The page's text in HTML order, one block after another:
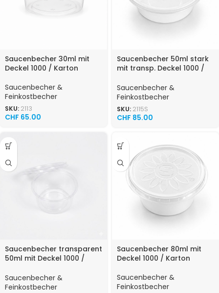
Saucenbecher 30ml mit
Deckel 1000 / Karton
Saucenbecher &
Feinkostbecher
SKU: 2113
CHF 65.00
Saucenbecher 50ml stark
mit transp. Deckel 1000 /
Saucenbecher &
Feinkostbecher
SKU: 2115S
CHF 85.00
Saucenbecher transparent
50ml mit Deckel 1000 /
Saucenbecher &
Feinkostbecher
Saucenbecher 80ml mit
Deckel 1000 / Karton
Saucenbecher &
Feinkostbecher